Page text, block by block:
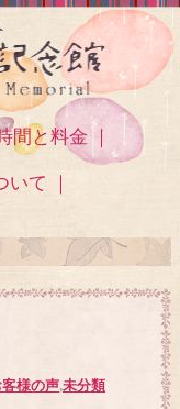
間と料金 ｜
いて ｜
客様の声,未分類